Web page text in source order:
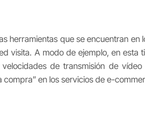
herramientas que se encuentran en
visita. A modo de ejemplo, en esta
de transmisión de
en los servicios de e-